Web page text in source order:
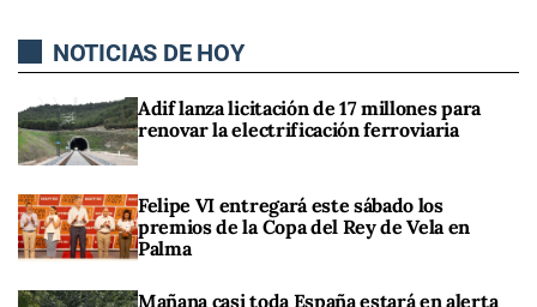
NOTICIAS DE HOY
Adif lanza licitación de 17 millones para
renovar la electrificación ferroviaria
Felipe VI entregará este sábado los
premios de la Copa del Rey de Vela en
Palma
Mañana casi toda España estará en alerta